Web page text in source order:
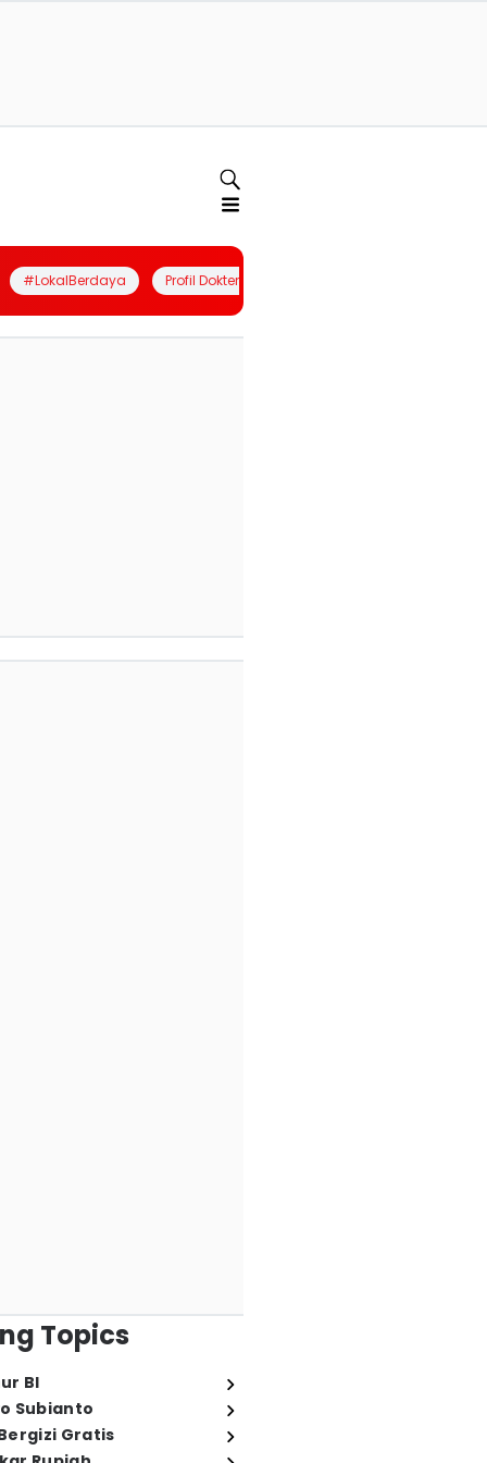
#LokalBerdaya Profil Dokter
Topics
BI
Subianto
Gratis